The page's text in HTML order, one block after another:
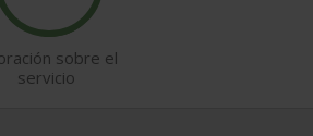
sobre el
servicio